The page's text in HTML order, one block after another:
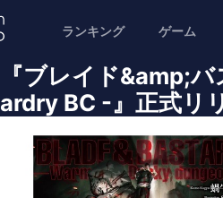
ランキング ゲーム
『ブレイド&amp;
ardry BC -』正式リ